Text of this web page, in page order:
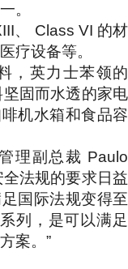
。
、 Class VI 的材
疗设备等。
，英力士苯领的
固而水透的家电
机水箱和食品容
理副总裁 Paulo
法规的要求日益
国际法规变得至
列，是可以满足
案。”